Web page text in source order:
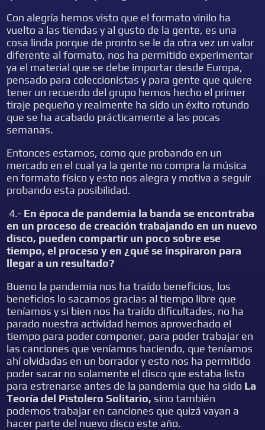
Con alegría hemos visto que el formato vinilo ha
vuelto a las tiendas y al gusto de la gente, es una
cosa linda porque de pronto se le da otra vez un valor
diferente al formato, nos ha permitido experimentar
ya el material que se debe importar desde Europa,
pensado para coleccionistas y para gente que quiere
tener un recuerdo del grupo hemos hecho el primer
tiraje pequeño y realmente ha sido un éxito rotundo
que se ha acabado prácticamente a las pocas
semanas.
Entonces estamos, como que probando en un
mercado en el cual ya la gente no compra la música
en formato físico y esto nos alegra y motiva a seguir
probando esta posibilidad.
4.- En época de pandemia la banda se encontraba
en un proceso de creación trabajando en un nuevo
disco, pueden compartir un poco sobre ese
tiempo, el proceso y en ¿qué se inspiraron para
llegar a un resultado?
Bueno la pandemia nos ha traído beneficios, los
beneficios lo sacamos gracias al tiempo libre que
teníamos y si bien nos ha traído dificultades, no ha
parado nuestra actividad hemos aprovechado el
tiempo para poder componer, para poder trabajar en
las canciones que veníamos haciendo, que teníamos
ahí olvidadas en un borrador y esto nos ha permitido
poder sacar no solamente el disco que estaba listo
para estrenarse antes de la pandemia que ha sido La
Teoría del Pistolero Solitario, sino también
podemos trabajar en canciones que quizá vayan a
hacer parte del nuevo disco este año.